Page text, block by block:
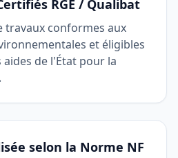
RGE / Qualibat
travaux conformes aux
et éligibles
aides de l'État pour la
selon la Norme NF